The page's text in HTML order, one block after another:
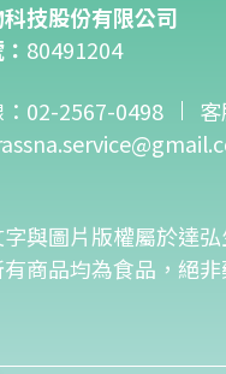
技股份有限公司
80491204
02-2567-0498
與圖片版權屬於達
商品均為食品，絕非